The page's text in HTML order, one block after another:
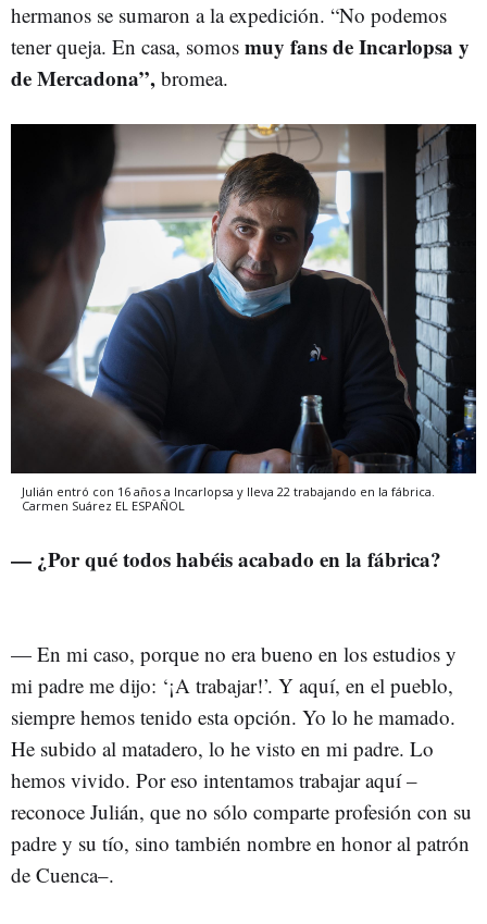
hermanos se sumaron a la expedición. “No podemos
tener queja. En casa, somos muy fans de Incarlopsa y
de Mercadona”, bromea.
Julián entró con 16 años a Incarlopsa y lleva 22 trabajando en la fábrica.
Carmen Suárez EL ESPAÑOL
— ¿Por qué todos habéis acabado en la fábrica?
— En mi caso, porque no era bueno en los estudios y
mi padre me dijo: ‘¡A trabajar!’. Y aquí, en el pueblo,
siempre hemos tenido esta opción. Yo lo he mamado.
He subido al matadero, lo he visto en mi padre. Lo
hemos vivido. Por eso intentamos trabajar aquí –
reconoce Julián, que no sólo comparte profesión con su
padre y su tío, sino también nombre en honor al patrón
de Cuenca–.